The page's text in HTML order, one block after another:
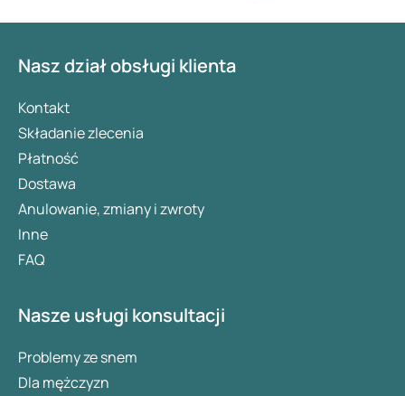
Nasz dział obsługi klienta
Kontakt
Składanie zlecenia
Płatność
Dostawa
Anulowanie, zmiany i zwroty
Inne
FAQ
Nasze usługi konsultacji
Problemy ze snem
Dla mężczyzn